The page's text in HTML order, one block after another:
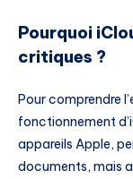
Pourquoi
critiques ?
Pour comprendre
fonctionnement
appareils Apple,
documents, mais